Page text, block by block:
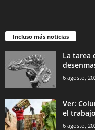
Incluso más noticias
La tarea
6 agosto,
Ver:
el
6 agosto,